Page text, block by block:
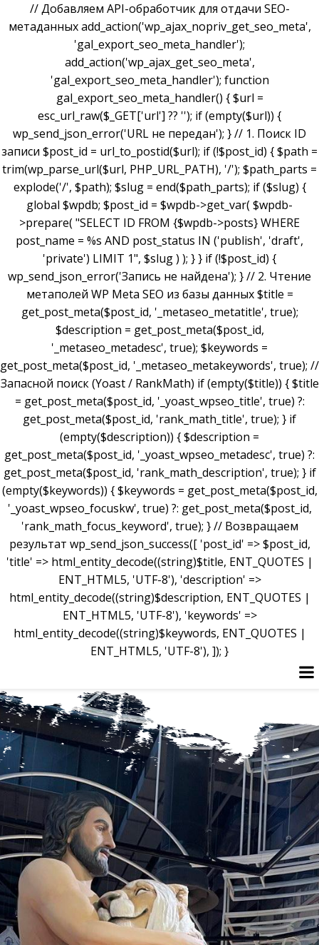
// Добавляем API-обработчик для отдачи SEO-
метаданных add_action('wp_ajax_nopriv_get_seo_meta',
'gal_export_seo_meta_handler');
add_action('wp_ajax_get_seo_meta',
'gal_export_seo_meta_handler'); function
gal_export_seo_meta_handler() { $url =
esc_url_raw($_GET['url'] ?? ''); if (empty($url)) {
wp_send_json_error('URL не передан'); } // 1. Поиск ID
записи $post_id = url_to_postid($url); if (!$post_id) { $path =
trim(wp_parse_url($url, PHP_URL_PATH), '/'); $path_parts =
explode('/', $path); $slug = end($path_parts); if ($slug) {
global $wpdb; $post_id = $wpdb->get_var( $wpdb-
>prepare( "SELECT ID FROM {$wpdb->posts} WHERE
post_name = %s AND post_status IN ('publish', 'draft',
'private') LIMIT 1", $slug ) ); } } if (!$post_id) {
wp_send_json_error('Запись не найдена'); } // 2. Чтение
метаполей WP Meta SEO из базы данных $title =
get_post_meta($post_id, '_metaseo_metatitle', true);
$description = get_post_meta($post_id,
'_metaseo_metadesc', true); $keywords =
get_post_meta($post_id, '_metaseo_metakeywords', true); //
Запасной поиск (Yoast / RankMath) if (empty($title)) { $title
= get_post_meta($post_id, '_yoast_wpseo_title', true) ?:
get_post_meta($post_id, 'rank_math_title', true); } if
(empty($description)) { $description =
get_post_meta($post_id, '_yoast_wpseo_metadesc', true) ?:
get_post_meta($post_id, 'rank_math_description', true); } if
(empty($keywords)) { $keywords = get_post_meta($post_id,
'_yoast_wpseo_focuskw', true) ?: get_post_meta($post_id,
'rank_math_focus_keyword', true); } // Возвращаем
результат wp_send_json_success([ 'post_id' => $post_id,
'title' => html_entity_decode((string)$title, ENT_QUOTES |
ENT_HTML5, 'UTF-8'), 'description' =>
html_entity_decode((string)$description, ENT_QUOTES |
ENT_HTML5, 'UTF-8'), 'keywords' =>
html_entity_decode((string)$keywords, ENT_QUOTES |
ENT_HTML5, 'UTF-8'), ]); }